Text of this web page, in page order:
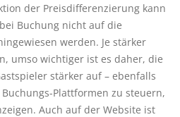
der Preisdifferenzierung kann
Buchung nicht auf die
werden. Je stärker
umso wichtiger ist es daher, die
stärker auf – ebenfalls
Plattformen zu steuern,
Auch auf der Website ist